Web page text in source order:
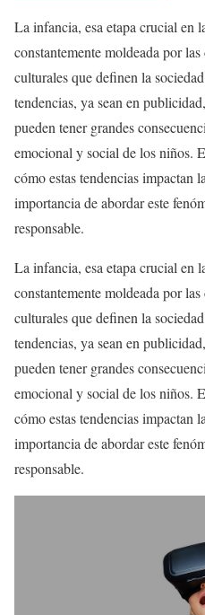
La infancia, esa etapa crucial en
constantemente moldeada por
culturales que definen la
tendencias, ya sean en
pueden tener grandes
emocional y social de los niños.
cómo estas tendencias impactan
importancia de abordar este
responsable.
La infancia, esa etapa crucial en
constantemente moldeada por
culturales que definen la
tendencias, ya sean en
pueden tener grandes
emocional y social de los niños.
cómo estas tendencias impactan
importancia de abordar este
responsable.